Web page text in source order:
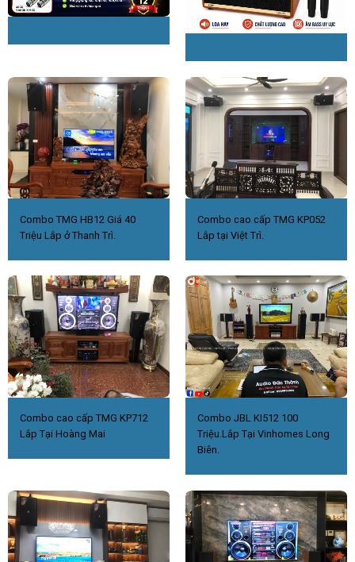
Combo TMG HB12 Giá 40
Triệu Lắp ở Thanh Trì.
Combo cao cấp TMG KP052
Lắp tại Việt Trì.
Combo cao cấp TMG KP712
Lắp Tại Hoàng Mai
Combo JBL KI512 100
Triệu.Lắp Tại Vinhomes Long
Biên.